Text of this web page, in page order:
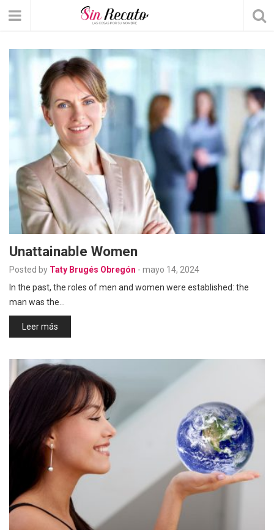
Unattainable Women
Posted by Taty Brugés Obregón - mayo 14, 2024
In the past, the roles of men and women were established: the
man was the…
Leer más